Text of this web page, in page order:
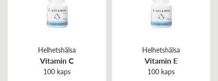
Helhetshälsa
Vitamin C
100 kaps
Helhetshälsa
Vitamin E
100 kaps